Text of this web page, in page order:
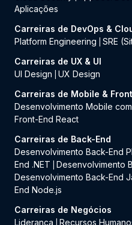
Aplicações
Carreiras de DevOps &
Platform Engineering
SRE
Carreiras de UX & UI
UI Design
UX Design
Carreiras de Mobile &
Desenvolvimento Mobile
Front-End React
Carreiras de Back-End
Desenvolvimento Back-End
End .NET
Desenvolvimento
Desenvolvimento Back-End
End Node.js
Carreiras de Negócios
Liderança
Recursos